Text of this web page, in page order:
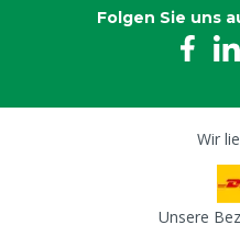
Folgen Sie uns
Wir
Unsere